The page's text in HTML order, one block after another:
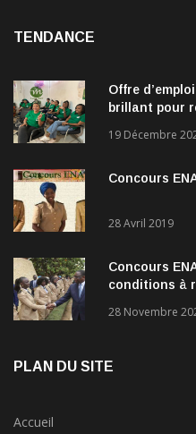
TENDANCE
Offre
brillant pour
19 Décembre
Concours
28 Avril 2019
Concours
conditions à
28 Novembre
PLAN DU SITE
Accueil